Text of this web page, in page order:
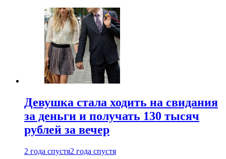
Девушка стала ходить на свидания
за деньги и получать 130 тысяч
рублей за вечер
2 года спустя2 года спустя